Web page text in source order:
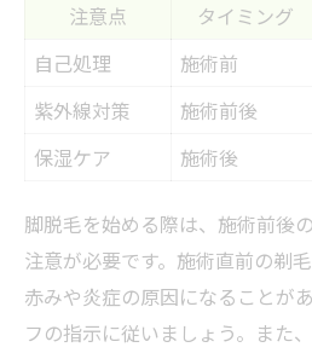
注意点 タイミング
自己処理
施術前
紫外線対策
施術前後
保湿ケア
施術後
脚脱毛を始める際は、施術前後
注意が必要です。施術直前の剃
赤みや炎症の原因になることが
フの指示に従いましょう。また